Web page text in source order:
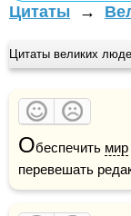
Цитаты →
Цитаты великих
Обеспечить мир
перевешать